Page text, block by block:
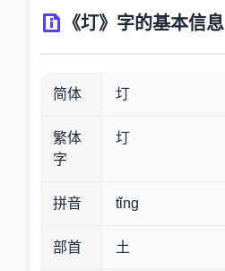
《圢》字的基本信息
简体 圢
繁体
字
圢
拼音 tǐng
部首 土